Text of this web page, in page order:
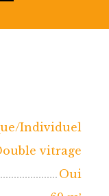
Individuel
vitrage
Oui